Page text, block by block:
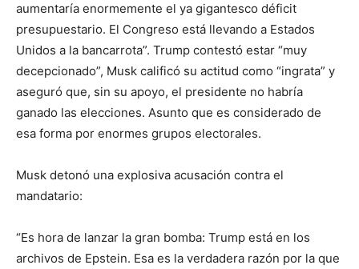
aumentaría enormemente el ya gigantesco déficit
presupuestario. El Congreso está llevando a Estados
Unidos a la bancarrota”. Trump contestó estar “muy
decepcionado”, Musk calificó su actitud como “ingrata” y
aseguró que, sin su apoyo, el presidente no habría
ganado las elecciones. Asunto que es considerado de
esa forma por enormes grupos electorales.
Musk detonó una explosiva acusación contra el
mandatario:
“Es hora de lanzar la gran bomba: Trump está en los
archivos de Epstein. Esa es la verdadera razón por la que